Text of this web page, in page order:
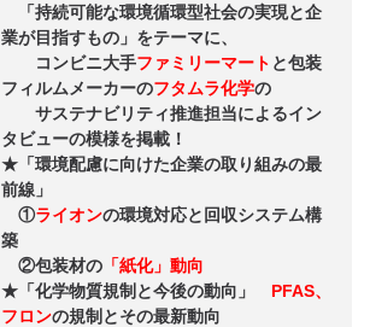
「持続可能な環境循環型社会の実現と企
業が目指すもの」をテーマに、
コンビニ大手ファミリーマート と包装
フィルムメーカーのフタムラ化学の
サステナビリティ推進担当によるイン
タビューの模様を掲載！
★「環境配慮に向けた企業の取り組みの最
前線」
①ライオンの環境対応と回収システム構
築
②包装材の 「紙化」動向
★「化学物質規制と今後の動向」 PFAS、
フロンの規制とその最新動向